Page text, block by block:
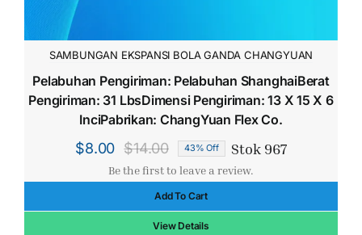
SAMBUNGAN EKSPANSI BOLA GANDA CHANGYUAN
Pelabuhan Pengiriman: Pelabuhan ShanghaiBerat
Pengiriman: 31 LbsDimensi Pengiriman: 13 X 15 X 6
InciPabrikan: ChangYuan Flex Co.
$14.00
Harga
aslinya
adalah:
$14.00.
$8.00
Harga
saat
ini
adalah:
43% Off Stok 967
Be the first to leave a review.
Add To Cart
View Details